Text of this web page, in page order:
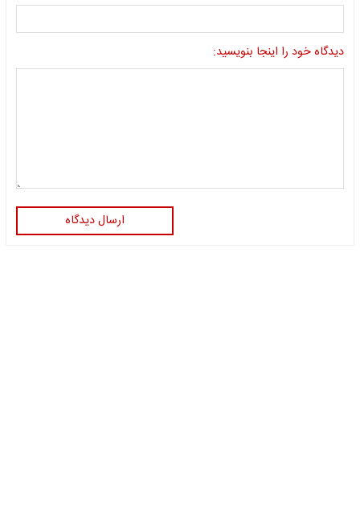
دیدگاه خود را اینجا بنویسید:
ارسال دیدگاه